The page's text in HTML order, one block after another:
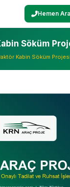
Hemen Ara
Söküm
Kabin Söküm Projesi